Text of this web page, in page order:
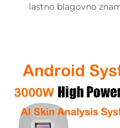
lastno blagovno